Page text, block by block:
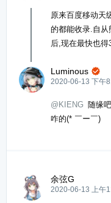
原来百度移动天
的都能收录.自
后,现在最快也得
Luminous 
2020-06-13 下午
@KIENG 随缘
咋的(* ￣ー￣)
余弦G
2020-06-13 上午